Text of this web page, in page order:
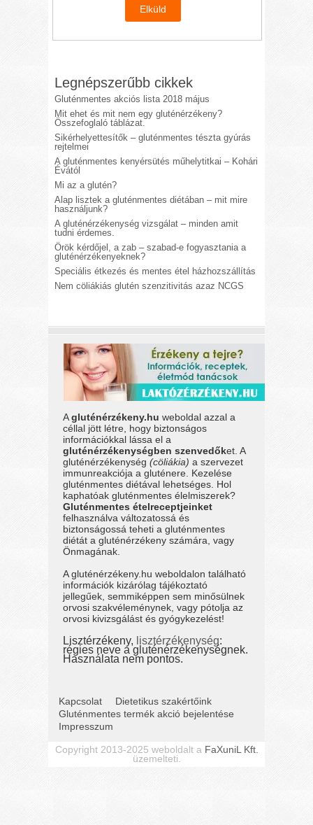
Legnépszerűbb cikkek
Gluténmentes akciós lista 2018 május
Mit ehet és mit nem egy gluténérzékeny?
Összefoglaló táblázat.
Sikérhelyettesítők – gluténmentes tészta gyúrás
rejtelmei
A gluténmentes kenyérsütés műhelytitkai – Kohári
Évától
Mi az a glutén?
Alap lisztek a gluténmentes diétában – mit mire
használjunk?
A gluténérzékenység vizsgálat – minden amit
tudni érdemes.
Örök kérdőjel, a zab – szabad-e fogyasztania a
gluténérzékenyeknek?
Speciális étkezés és mentes étel házhozszállítás
Nem cöliákiás glutén szenzitivitás azaz NCGS
Agluténérzékeny.hu weboldal azzal a
céllal jött létre, hogy biztonságos
információkkal lássa el a
gluténérzékenységben szenvedőket. A
gluténérzékenység(cöliákia) a szervezet
immunreakciója a gluténere. Kezelése
gluténmentes diétával lehetséges. Hol
kaphatóak gluténmentes élelmiszerek?
Gluténmentes ételreceptjeinket
felhasználva változatossá és
biztonságossá teheti a gluténmentes
diétát a gluténérzékeny számára, vagy
Önmagának.
A gluténérzékeny.hu weboldalon található
információk kizárólag tájékoztató
jellegűek, semmiképpen sem minősülnek
orvosi szakvéleménynek, vagy pótolja az
orvosi kivizsgálást és gyógykezelést!
Lisztérzékeny, lisztérzékenység:
régies neve a gluténérzékenységnek.
Használata nem pontos.
Kapcsolat
Dietetikus szakértőink
Gluténmentes termék akció bejelentése
Impresszum
Copyright 2013-2025 weboldalt a FaXuniL Kft.
üzemelteti.